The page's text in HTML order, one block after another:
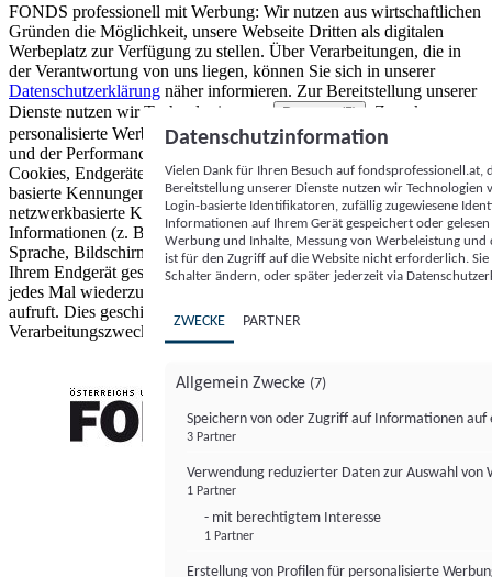
FONDS professionell mit Werbung: Wir nutzen aus wirtschaftlichen
Gründen die Möglichkeit, unsere Webseite Dritten als digitalen
Werbeplatz zur Verfügung zu stellen. Über Verarbeitungen, die in
der Verantwortung von uns liegen, können Sie sich in unserer
Datenschutzerklärung näher informieren. Zur Bereitstellung unserer
Dienste nutzen wir Technologien von
Partnern (5)
. Zwecke:
personalisierte Werbung und Inhalte, Messung von Werbeleistung
und der Performance von Inhalten sowie Zielgruppenforschung.
Cookies, Endgeräte- oder ähnliche Online-Kennungen (z. B. login-
basierte Kennungen, zufällig generierte Kennungen,
netzwerkbasierte Kennungen) können zusammen mit anderen
Informationen (z. B. Browsertyp und Browserinformationen,
Sprache, Bildschirmgröße, unterstützte Technologien usw.) auf
Ihrem Endgerät gespeichert oder von dort ausgelesen werden, um es
jedes Mal wiederzuerkennen, wenn es eine App oder einer Webseite
aufruft. Dies geschieht für einen oder mehrere der hier aufgeführten
Verarbeitungszwecke.
Datenschutzinformation
Vielen Dank für Ihren Besuch auf
Bereitstellung unserer Dienste nutzen wir Technologien
Login-basierte Identifikatoren, zufällig zugewiesene
Informationen auf Ihrem Gerät gespeichert oder
Werbung und Inhalte, Messung von Werbeleistung
ist für den Zugriff auf die Website nicht erforderlich.
Schalter ändern, oder später jederzeit via
ZWECKE PARTNER
Allgemein Zwecke (7)
Speichern von oder Zugriff auf Informationen auf
3 Partner
Verwendung reduzierter Daten zur Auswahl von
1 Partner
- mit berechtigtem Interesse
1 Partner
Erstellung von Profilen für personalisierte
FONDS professionell